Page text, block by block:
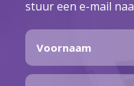
stuur een e-mail